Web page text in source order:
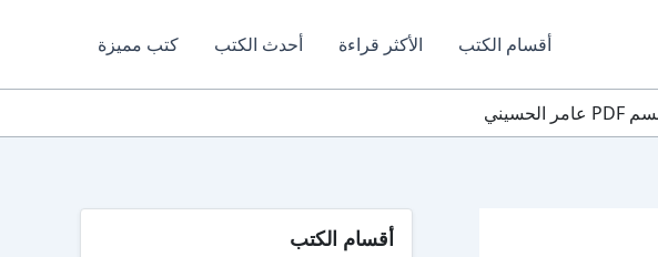
أقسام الكتب الأكثر قراءة أحدث الكتب كتب مميزة
أقسام الكتب